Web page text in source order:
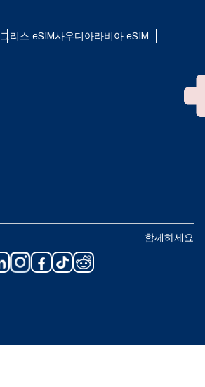
그리스 eSIM사우디아라비아 eSIM
함께하세요